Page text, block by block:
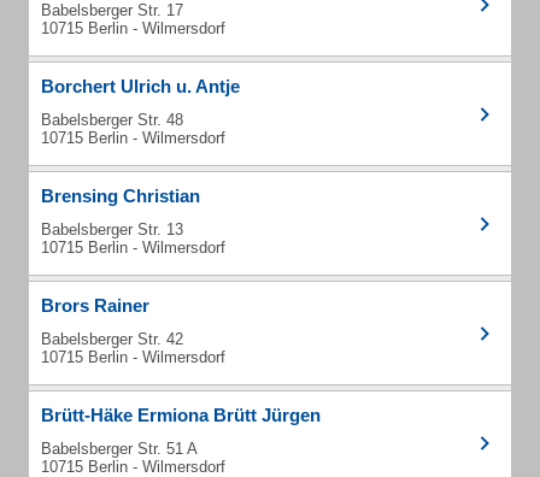
Babelsberger Str. 17
10715 Berlin - Wilmersdorf
Borchert Ulrich u. Antje
Babelsberger Str. 48
10715 Berlin - Wilmersdorf
Brensing Christian
Babelsberger Str. 13
10715 Berlin - Wilmersdorf
Brors Rainer
Babelsberger Str. 42
10715 Berlin - Wilmersdorf
Brütt-Häke Ermiona Brütt Jürgen
Babelsberger Str. 51 A
10715 Berlin - Wilmersdorf